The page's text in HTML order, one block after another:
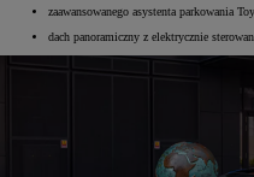
zaawansowanego asystenta parkowania
dach panoramiczny z elektrycznie